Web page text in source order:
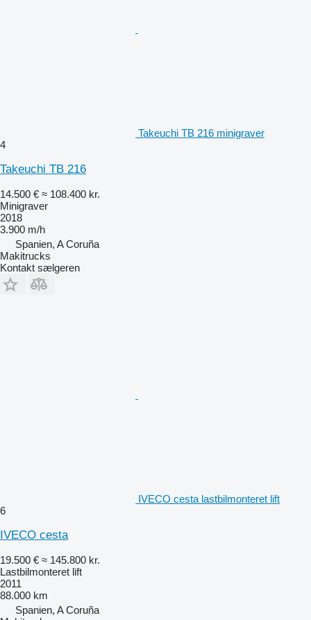
Takeuchi TB 216 minigraver
4
Takeuchi TB 216
14.500 € ≈ 108.400 kr.
Minigraver
2018
3.900 m/h
Spanien, A Coruña
Makitrucks
Kontakt sælgeren
IVECO cesta lastbilmonteret lift
6
IVECO cesta
19.500 € ≈ 145.800 kr.
Lastbilmonteret lift
2011
88.000 km
Spanien, A Coruña